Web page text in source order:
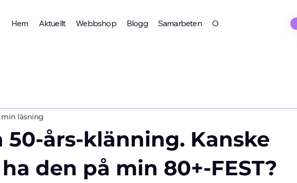
Hem Aktuellt Webbshop Blogg Samarbeten Om Christina Kontakt
50-års-klänning. Kanske
den på min 80+-FEST?
min läsning